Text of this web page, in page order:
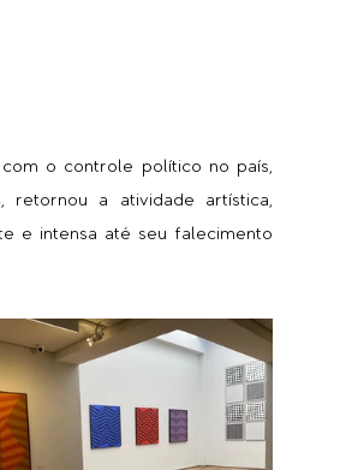
o controle político no país,
retornou a atividade artística,
e intensa até seu falecimento